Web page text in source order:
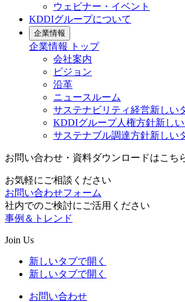
ウェビナー・イベント
KDDIグループについて
企業情報
企業情報
トップ
会社案内
ビジョン
沿革
ニュースルーム
サステナビリティ経営新しい
KDDIグループ人権方針新し
サステナブル調達方針新しい
お問い合わせ・資料ダウンロードはこち
お気軽にご相談ください
お問い合わせフォーム
社内でのご検討にご活用ください
事例＆トレンド
Join Us
新しいタブで開く
新しいタブで開く
お問い合わせ